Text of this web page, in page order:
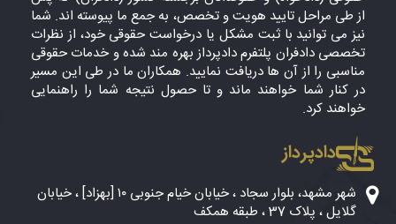
از طی مراحل تایید هویت و تخصص، به جمع ما پیوسته اند. شما
نیز می توانید با ثبت مشکل یا درخواست حقوقی خود، از نظرات
تخصصی دادفران پلتفرم دادپرداز بهره مند شده و خدمات حقوقی
مناسبی را از آن ها دریافت نمایید. همکاران ما در طی این مسیر
در کنار شما خواهند ماند و تا حصول نتیجه شما را راهنمایی
خواهند کرد.
دادپرداز
شهر مشهد، بلوار سجاد ، خیابان خیام جنوبی ۱۰ [بهزاد] ، خیابان
گلایل ، پلاک 37 ، طبقه همکف